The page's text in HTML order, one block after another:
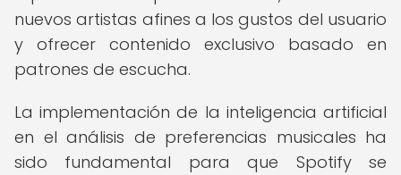
nuevos artistas afines a los gustos del usuario
y ofrecer contenido exclusivo basado en
patrones de escucha.
La implementación de la inteligencia artificial
en el análisis de preferencias musicales ha
sido fundamental para que Spotify se